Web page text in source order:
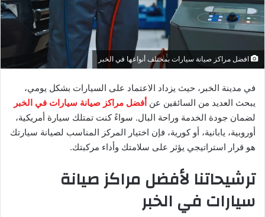
افضل مراكز صيانة سيارات بمختلف أنواعها في الخبر
في مدينة الخبر، حيث يزداد الاعتماد على السيارات بشكل يومي،
يبحث العديد من السائقين عن أفضل مراكز صيانة سيارات في الخبر
لضمان جودة الخدمة وراحة البال. سواءً كنت تمتلك سيارة أمريكية،
أوروبية، يابانية، أو كورية، فإن اختيار المركز المناسب لصيانة سيارتك
هو قرار استراتيجي يؤثر على سلامتك وأداء مركبتك.
ترشيحاتنا لأفضل مراكز صيانة
سيارات في الخبر